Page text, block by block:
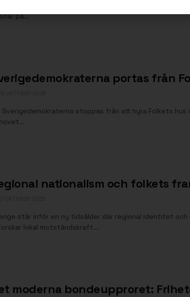
om återvandringsbidraget fortsätter, och allt
på...
portas från
Sverigedemokraterna stoppas från att hyra Folkets
nationalism och folkets
står inför en ny tidsålder där regional identitet
lokal motståndskraft...
moderna bondeupproret: